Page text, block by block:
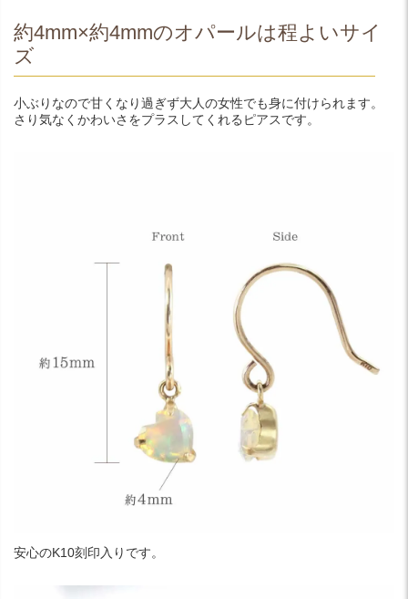
約4mm×約4mmのオパールは程よいサイ
ズ
小ぶりなので甘くなり過ぎず大人の女性でも身に付けられます。
さり気なくかわいさをプラスしてくれるピアスです。
安心のK10刻印入りです。